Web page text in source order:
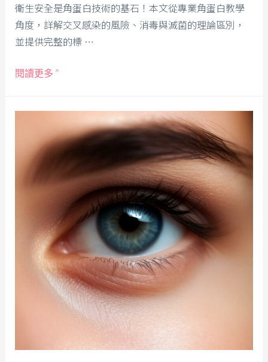
衛生安全是角蛋白技術的基石！本文從專業角蛋白教學
角度，詳解交叉感染的風險、消毒與滅菌的理論區別，
並提供完整的標 …
閱讀更多 ”